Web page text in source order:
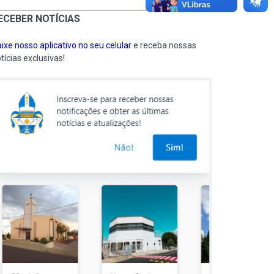
NOTÍCIAS
nosso aplicativo no seu celulare receba nossas
exclusivas!